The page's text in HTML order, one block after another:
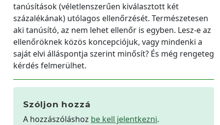
tanúsítások (véletlenszerűen kiválasztott két
százalékának) utólagos ellenőrzését. Természetesen
aki tanúsító, az nem lehet ellenőr is egyben. Lesz-e az
ellenőröknek közös koncepciójuk, vagy mindenki a
saját elvi álláspontja szerint minősít? És még rengeteg
kérdés felmerülhet.
Szóljon hozzá
A hozzászóláshoz be kell jelentkezni.